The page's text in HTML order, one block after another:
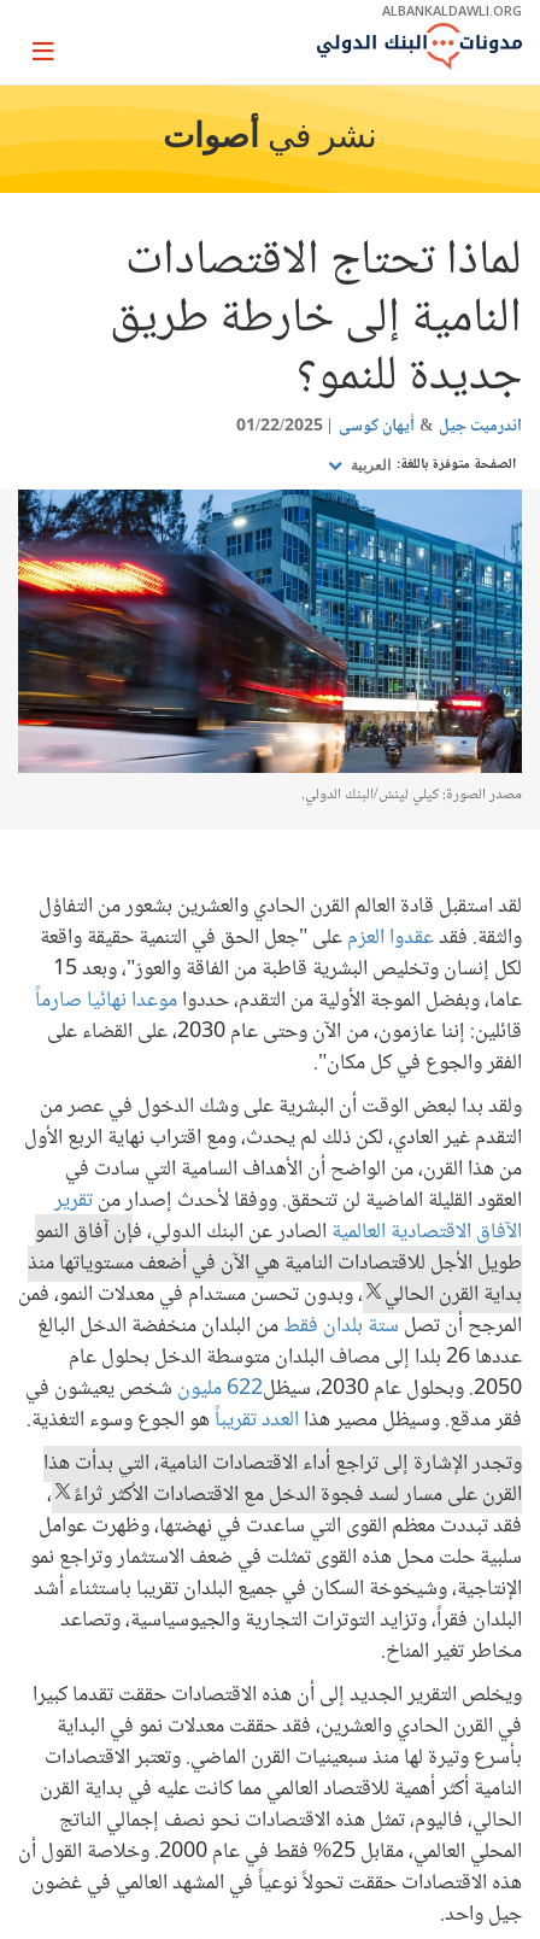
Skip
Main
ALBANKALDAWLI.ORG
Page
نشر في أصوات
لماذا تحتاج الاقتصادات
النامية إلى خارطة طريق
جديدة للنمو؟
اندرميت جيل أيهان كوسى 01/22/2025
الصفحة متوفرة باللغة: العربية
مصدر الصورة: كيلي لينش/البنك الدولي.
لقد استقبل قادة العالم القرن الحادي والعشرين بشعور من التفاؤل
والثقة. فقدعقدوا العزمعلى "جعل الحق في التنمية حقيقة واقعة
لكل إنسان وتخليص البشرية قاطبة من الفاقة والعوز"، وبعد 15
عاما، وبفضل الموجة الأولية من التقدم، حددواموعدا نهائيا صارماً
قائلين: إننا عازمون، من الآن وحتى عام 2030، على القضاء على
الفقر والجوع في كل مكان".
ولقد بدا لبعض الوقت أن البشرية على وشك الدخول في عصر من
التقدم غير العادي، لكن ذلك لم يحدث، ومع اقتراب نهاية الربع الأول
من هذا القرن، من الواضح أن الأهداف السامية التي سادت في
العقود القليلة الماضية لن تتحقق. ووفقا لأحدث إصدار منتقرير
الآفاق الاقتصادية العالمية الصادر عن البنك الدولي، فإن آفاق النمو
طويل الأجل للاقتصادات النامية هي الآن في أضعف مستوياتها منذ
بداية القرن الحالي
، وبدون تحسن مستدام في معدلات النمو، فمن
المرجح أن تصل ستة بلدان فقطمن البلدان منخفضة الدخل البالغ
عددها 26 بلدا إلى مصاف البلدان متوسطة الدخل بحلول عام
2050. وبحلول عام 2030، سيظل
622 مليون
شخص يعيشون في
فقر مدقع. وسيظل مصير هذا العدد تقريباًهو الجوع وسوء التغذية.
وتجدر الإشارة إلى تراجع أداء الاقتصادات النامية، التي بدأت هذا
القرن على مسار لسد فجوة الدخل مع الاقتصادات الأكثر ثراءً
،
فقد تبددت معظم القوى التي ساعدت في نهضتها، وظهرت عوامل
سلبية حلت محل هذه القوى تمثلت في ضعف الاستثمار وتراجع نمو
الإنتاجية، وشيخوخة السكان في جميع البلدان تقريبا باستثناء أشد
البلدان فقراً، وتزايد التوترات التجارية والجيوسياسية، وتصاعد
مخاطر تغير المناخ.
ويخلص التقرير الجديد إلى أن هذه الاقتصادات حققت تقدما كبيرا
في القرن الحادي والعشرين، فقد حققت معدلات نمو في البداية
بأسرع وتيرة لها منذ سبعينيات القرن الماضي. وتعتبر الاقتصادات
النامية أكثر أهمية للاقتصاد العالمي مما كانت عليه في بداية القرن
الحالي، فاليوم، تمثل هذه الاقتصادات نحو نصف إجمالي الناتج
المحلي العالمي، مقابل 25% فقط في عام 2000. وخلاصة القول أن
هذه الاقتصادات حققت تحولاً نوعياً في المشهد العالمي في غضون
جيل واحد.